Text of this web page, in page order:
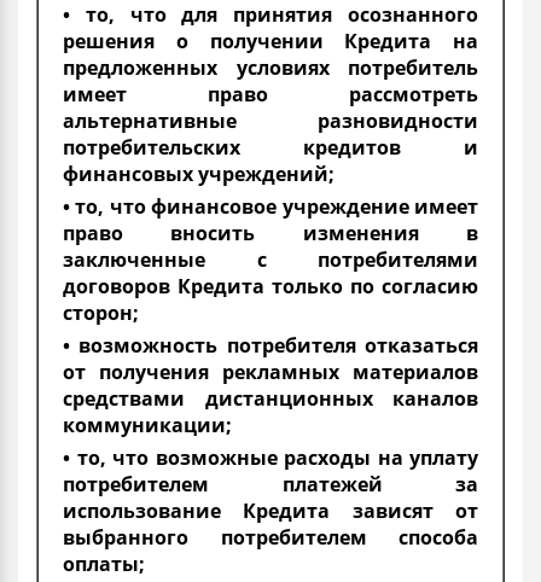
• то, что для принятия осознанного
решения о получении Кредита на
предложенных условиях потребитель
имеет право рассмотреть
альтернативные разновидности
потребительских кредитов и
финансовых учреждений;
• то, что финансовое учреждение имеет
право вносить изменения в
заключенные с потребителями
договоров Кредита только по согласию
сторон;
• возможность потребителя отказаться
от получения рекламных материалов
средствами дистанционных каналов
коммуникации;
• то, что возможные расходы на уплату
потребителем платежей за
использование Кредита зависят от
выбранного потребителем способа
оплаты;